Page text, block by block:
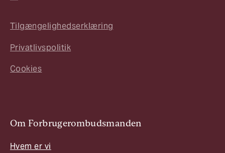
Tilgængelighedserklæring
Privatlivspolitik
Cookies
Om Forbrugerombudsmanden
Hvem er vi